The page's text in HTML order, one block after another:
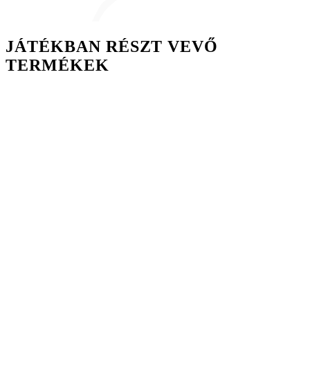
JÁTÉKBAN RÉSZT VEVŐ
TERMÉKEK